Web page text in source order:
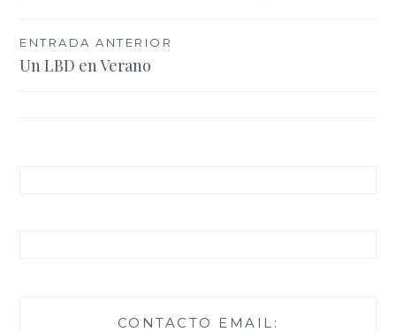
Navegación
de
ENTRADA ANTERIOR
Un LBD en Verano
CONTACTO EMAIL: